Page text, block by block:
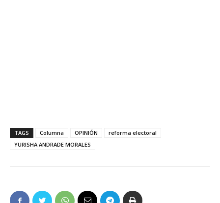
TAGS Columna OPINIÓN
reforma electoral
YURISHA ANDRADE MORALES